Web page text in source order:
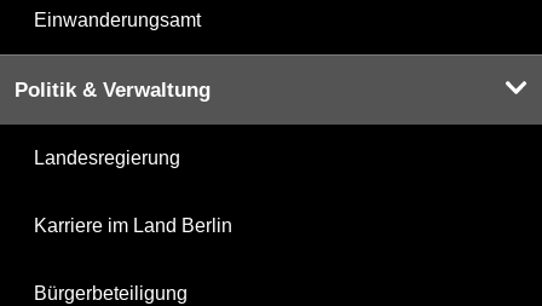
Einwanderungsamt
Politik & Verwaltung
Landesregierung
Karriere im Land Berlin
Bürgerbeteiligung